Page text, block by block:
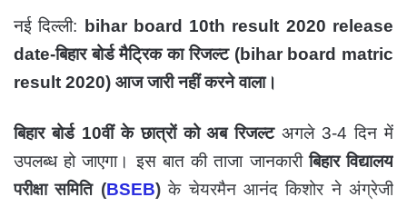
नई दिल्ली: bihar board 10th result 2020 release
date-बिहार बोर्ड मैट्रिक का रिजल्ट (bihar board matric
result 2020) आज जारी नहीं करने वाला।
बिहार बोर्ड 10वीं के छात्रों को अब रिजल्टअगले 3-4 दिन में
उपलब्ध हो जाएगा। इस बात की ताजा जानकारीबिहार विद्यालय
परीक्षा समिति (BSEB)के चेयरमैन आनंद किशोर ने अंग्रेजी